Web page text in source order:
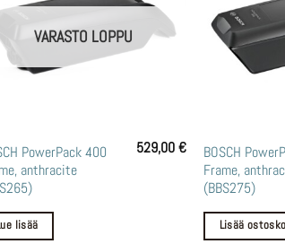
VARASTO LOPPU
PowerPack 400
anthracite
529,00€
lisää
BOSCH
Frame,
(BBS275)
Lisää